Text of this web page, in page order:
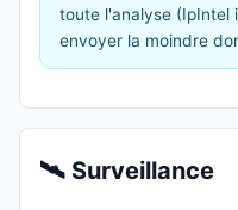
toute l'analyse (IpIntel
envoyer la moindre
🛰️ Surveillance